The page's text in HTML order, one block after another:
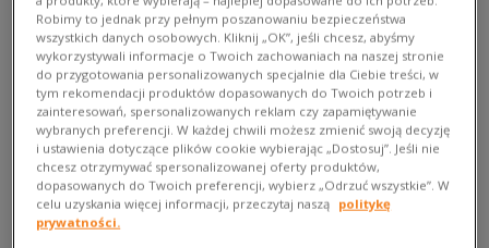
od razu stała się sensacją. Na początku lat 90. była
zaprzeczeniem wszelkich ówczesnych trendów, zwrotem w
stronę tego, co w butach sportowych najważniejsze, czyli
technologii i właściwości. Kiedy powróciła po niemal 30 latach,
wszyscy z zapartym tchem śledzili poczynania brandu i
testowali nowe modele EQT. Czy sprostają oryginałowi? To
było jedno z najważniejszych pytań. Przyjrzyjmy się więc
nowym rodzajom EQT i sprawdźmy, czym wyróżniają się
spośród innych butów dostępnych na rynku. Czym tym razem
zaskakuje adidas?
Robimy to jednak przy pełnym poszanowaniu bezpieczeństwa
wszystkich danych osobowych. Kliknij „OK”, jeśli chcesz, abyśmy
wykorzystywali informacje o Twoich zachowaniach na naszej stronie
do przygotowania personalizowanych specjalnie dla Ciebie treści, w
tym rekomendacji produktów dopasowanych do Twoich potrzeb i
zainteresowań, spersonalizowanych reklam czy zapamiętywanie
wybranych preferencji. W każdej chwili możesz zmienić swoją decyzję
i ustawienia dotyczące plików cookie wybierając „Dostosuj”. Jeśli nie
chcesz otrzymywać spersonalizowanej oferty produktów,
dopasowanych do Twoich preferencji, wybierz „Odrzuć wszystkie”. W
celu uzyskania więcej informacji, przeczytaj naszą politykę
prywatności.